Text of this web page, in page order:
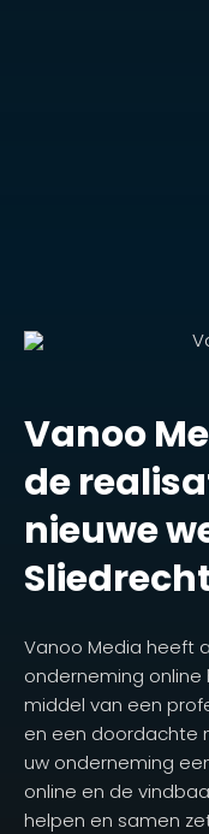
Vanoo
de
nieuwe
Vanoo Media heeft
onderneming
middel van een
en een doordachte
uw onderneming
online en de
helpen en samen